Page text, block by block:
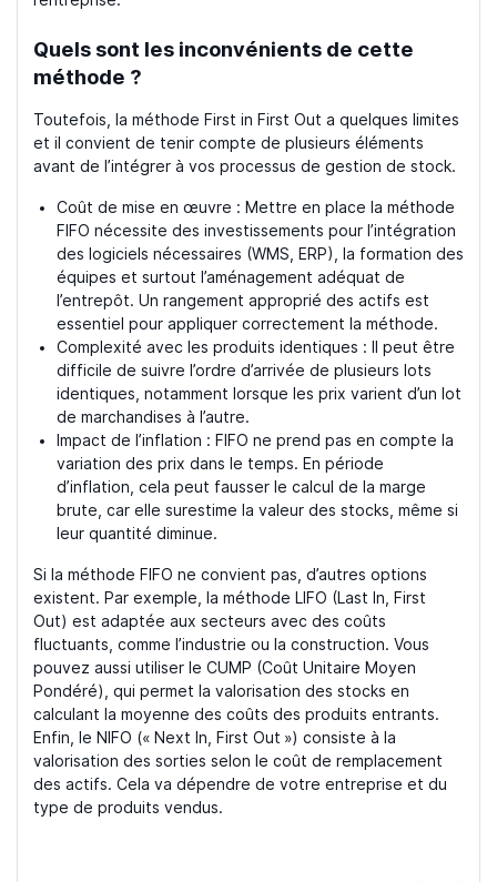
Quels sont les inconvénients de cette
méthode ?
Toutefois, la méthode First in First Out a quelques limites
et il convient de tenir compte de plusieurs éléments
avant de l’intégrer à vos processus de gestion de stock.
Coût de mise en œuvre : Mettre en place la méthode
FIFO nécessite des investissements pour l’intégration
des logiciels nécessaires (WMS, ERP), la formation des
équipes et surtout l’aménagement adéquat de
l’entrepôt. Un rangement approprié des actifs est
essentiel pour appliquer correctement la méthode.
Complexité avec les produits identiques : Il peut être
difficile de suivre l’ordre d’arrivée de plusieurs lots
identiques, notamment lorsque les prix varient d’un lot
de marchandises à l’autre.
Impact de l’inflation : FIFO ne prend pas en compte la
variation des prix dans le temps. En période
d’inflation, cela peut fausser le calcul de la marge
brute, car elle surestime la valeur des stocks, même si
leur quantité diminue.
Si la méthode FIFO ne convient pas, d’autres options
existent. Par exemple, la méthode LIFO (Last In, First
Out) est adaptée aux secteurs avec des coûts
fluctuants, comme l’industrie ou la construction. Vous
pouvez aussi utiliser le CUMP (Coût Unitaire Moyen
Pondéré), qui permet la valorisation des stocks en
calculant la moyenne des coûts des produits entrants.
Enfin, le NIFO (« Next In, First Out ») consiste à la
valorisation des sorties selon le coût de remplacement
des actifs. Cela va dépendre de votre entreprise et du
type de produits vendus.